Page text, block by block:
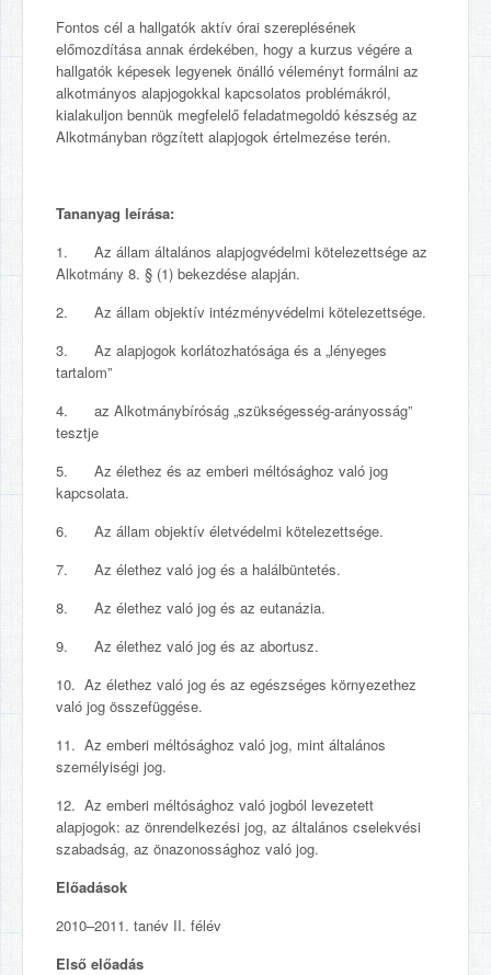
Fontos cél a hallgatók aktív órai szereplésének
előmozdítása annak érdekében, hogy a kurzus végére a
hallgatók képesek legyenek önálló véleményt formálni az
alkotmányos alapjogokkal kapcsolatos problémákról,
kialakuljon bennük megfelelő feladatmegoldó készség az
Alkotmányban rögzített alapjogok értelmezése terén.
Tananyag leírása:
1. Az állam általános alapjogvédelmi kötelezettsége az
Alkotmány 8. § (1) bekezdése alapján.
2. Az állam objektív intézményvédelmi kötelezettsége.
3. Az alapjogok korlátozhatósága és a „lényeges
tartalom”
4. az Alkotmánybíróság „szükségesség-arányosság”
tesztje
5. Az élethez és az emberi méltósághoz való jog
kapcsolata.
6. Az állam objektív életvédelmi kötelezettsége.
7. Az élethez való jog és a halálbüntetés.
8. Az élethez való jog és az eutanázia.
9. Az élethez való jog és az abortusz.
10. Az élethez való jog és az egészséges környezethez
való jog összefüggése.
11. Az emberi méltósághoz való jog, mint általános
személyiségi jog.
12. Az emberi méltósághoz való jogból levezetett
alapjogok: az önrendelkezési jog, az általános cselekvési
szabadság, az önazonossághoz való jog.
Előadások
2010–2011. tanév II. félév
Első előadás